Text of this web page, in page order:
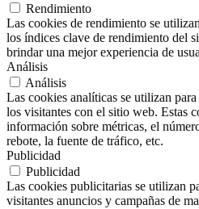
Rendimiento
Las cookies de rendimiento se
los índices clave de rendimiento del
brindar una mejor experiencia de
Análisis
Análisis
Las cookies analíticas se utilizan
los visitantes con el sitio web. Estas
información sobre métricas, el
rebote, la fuente de tráfico, etc.
Publicidad
Publicidad
Las cookies publicitarias se utilizan
visitantes anuncios y campañas de